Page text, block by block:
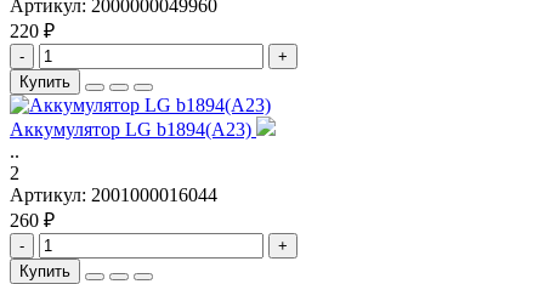
Артикул: 2000000049960
220 ₽
-
+
Купить
Аккумулятор LG b1894(A23)
..
2
Артикул: 2001000016044
260 ₽
-
+
Купить